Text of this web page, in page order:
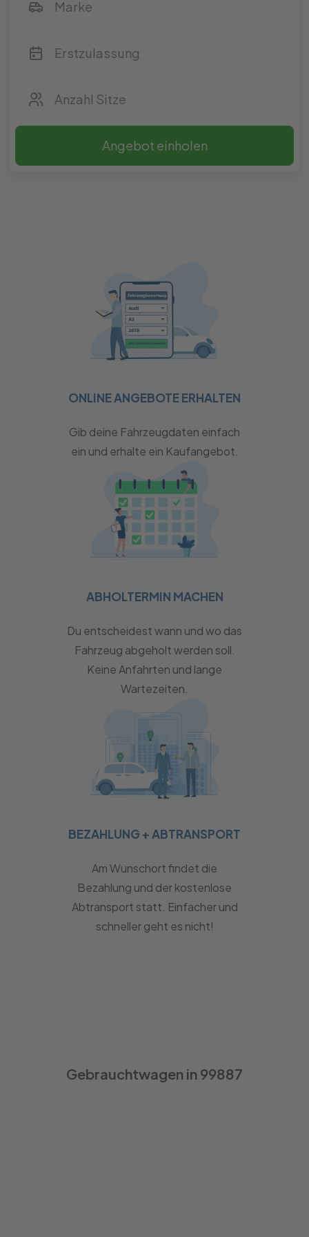
Angebot einholen
ONLINE ANGEBOTE ERHALTEN
Gib deine Fahrzeugdaten einfach
ein und erhalte ein Kaufangebot.
ABHOLTERMIN MACHEN
Du entscheidest wann und wo das
Fahrzeug abgeholt werden soll.
Keine Anfahrten und lange
Wartezeiten.
BEZAHLUNG + ABTRANSPORT
Am Wunschort findet die
Bezahlung und der kostenlose
Abtransport statt. Einfacher und
schneller geht es nicht!
Gebrauchtwagen in 99887